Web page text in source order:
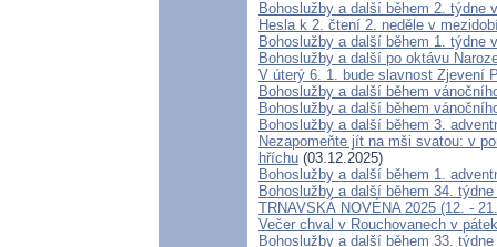
Bohoslužby a další během 2. týdne
Hesla k 2. čtení 2. neděle v
Bohoslužby a další během 1. týdne
Bohoslužby a další po oktávu
V úterý 6. 1. bude slavnost Zjevení
Bohoslužby a další během
Bohoslužby a další během
Bohoslužby a další během 3.
Nezapomeňte jít na mši svatou: v
hříchu (03.12.2025)
Bohoslužby a další během 1.
Bohoslužby a další během 34.
TRNAVSKÁ NOVÉNA 2025 (12. -
Večer chval v Rouchovanech v
Bohoslužby a další během 33.